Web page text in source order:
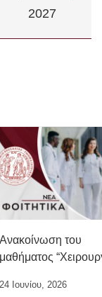
2027
Ανακοίνωση του
μαθήματος
24 Ιουνίου, 2026